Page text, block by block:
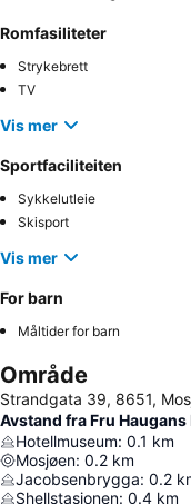
Romfasiliteter
Strykebrett
TV
Vis mer
Sportfaciliteiten
Sykkelutleie
Skisport
Vis mer
For barn
Måltider for barn
Område
Strandgata 39, 8651,
Avstand fra Fru Haugans
Hotellmuseum: 0.1 km
Mosjøen: 0.2 km
Jacobsenbrygga: 0.2
Shellstasjonen: 0.4 km